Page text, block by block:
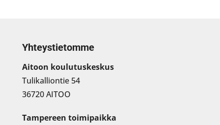
Yhteystietomme
Aitoon koulutuskeskus
Tulikalliontie 54
36720 AITOO
Tampereen toimipaikka